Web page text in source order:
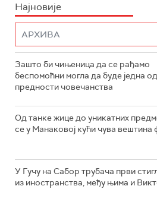
Најновије
Зашто би чињеница да се рађамо
беспомоћни могла да буде једна
предности човечанства
Од танке жице до уникатних
се у Манаковој кући чува вештина
У Гучу на Сабор трубача први
из иностранства, међу њима и